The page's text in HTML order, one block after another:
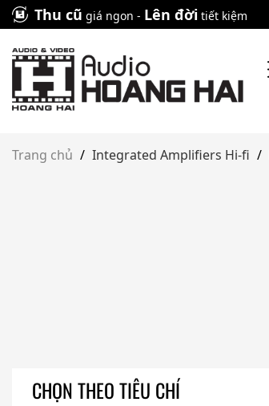
Skip
to
content
Thu cũ giá ngon - Lên đời tiết kiệm
Trang chủ / Integrated Amplifiers Hi-fi /
CHỌN THEO TIÊU CHÍ